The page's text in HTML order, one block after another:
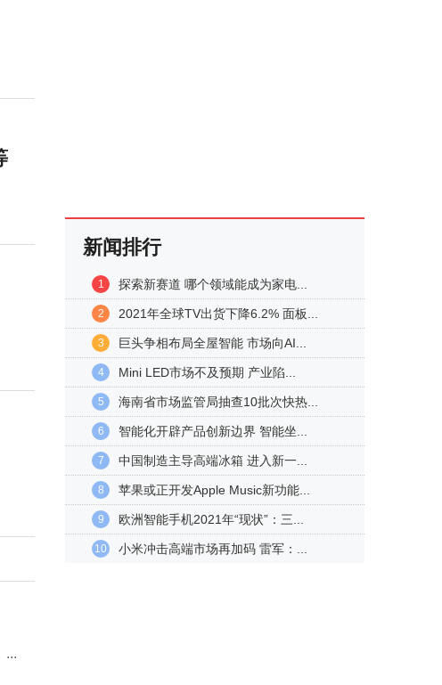
...
新闻排行
1 探索新赛道 哪个领域能成为家电...
2 2021年全球TV出货下降6.2% 面板...
3 巨头争相布局全屋智能 市场向AI...
4 Mini LED市场不及预期 产业陷...
5 海南省市场监管局抽查10批次快热...
6 智能化开辟产品创新边界 智能坐...
7 中国制造主导高端冰箱 进入新一...
8 苹果或正开发Apple Music新功能...
9 欧洲智能手机2021年“现状”：三...
10 小米冲击高端市场再加码 雷军：...